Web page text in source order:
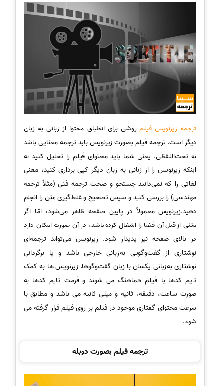
ترجمه زیرنویس فیلم روشی برای انطباق محتوا از زبانی به زبان
دیگر است. ترجمه فیلم بصورت زیرنویس باید ترجمه معنایی باشد
نه تحت‌اللفظی. یعنی شما باید محتوای فیلم را تحلیل کنید نه
اینکه زیرنویس را از زبانی به زبان دیگر کپی برداری کنید، معنی
لغاتی را که نمی‌دانید جستجو و صحت ترجمه فنی (مثلاً ترجمه
مهندسی) را بررسی کنید و سپس تصحیح و غلط‌گیری متن را انجام
دهید.زیرنویس معمولاً در پایین صفحه ظاهر می‌شود، امّا اگر
متنی از قبل آن فضا را اشغال کرده باشد، در آن صورت امکان دارد
در بالای صفحه نیز پدیدار شود. زیرنویس می‌تواند ترجمه‌ای
نوشتاری از گفت‌وگویی به زبانی خارجی باشد و یا برگردانی
نوشتاری به زبانی یکسان با زبان گفت‌وگوها. زیرنویس ها به کمک
تایم کدها با فیلم هماهنگ می شوند و فرمت تایم کدها به
صورت ساعت، دقیقه، ثانیه و میلی ثانیه می باشد و مطابق با
سرعت محتوای گفتاری موجود در فیلم بر روی فیلم قرار گرفته می
شود.
ترجمه فیلم بصورت دوبله